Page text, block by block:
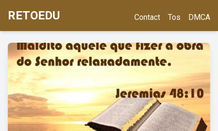
RETOEDU Contact Tos DMCA